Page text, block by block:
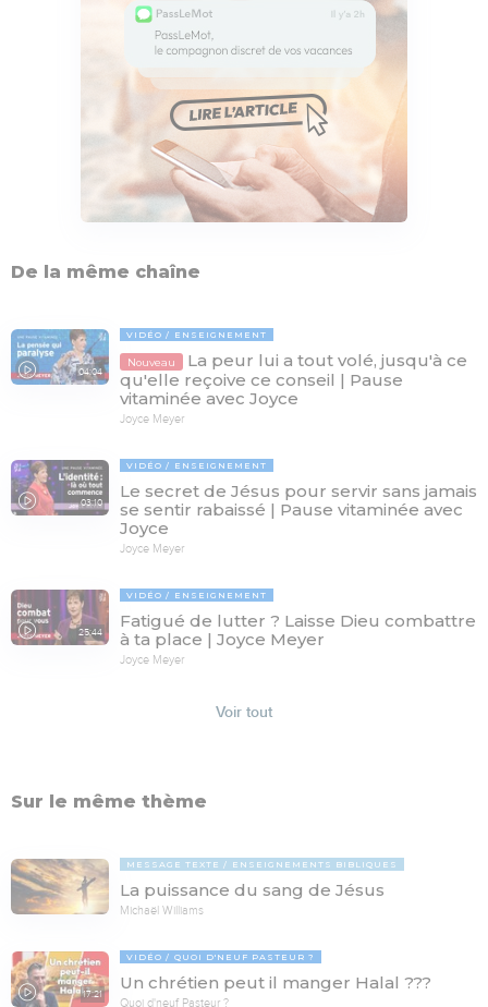
De la même chaîne
04:04
VIDÉO ENSEIGNEMENT
Nouveau
La peur lui a tout volé, jusqu'à ce
qu'elle reçoive ce conseil | Pause
vitaminée avec Joyce
Joyce Meyer
03:10
VIDÉO ENSEIGNEMENT
Le secret de Jésus pour servir sans jamais
se sentir rabaissé | Pause vitaminée avec
Joyce
Joyce Meyer
25:44
VIDÉO ENSEIGNEMENT
Fatigué de lutter ? Laisse Dieu combattre
à ta place | Joyce Meyer
Joyce Meyer
Voir tout
Sur le même thème
MESSAGE TEXTE ENSEIGNEMENTS BIBLIQUES
La puissance du sang de Jésus
Michaël Williams
17:21
VIDÉO QUOI D'NEUF PASTEUR ?
Un chrétien peut il manger Halal ???
Quoi d'neuf Pasteur ?